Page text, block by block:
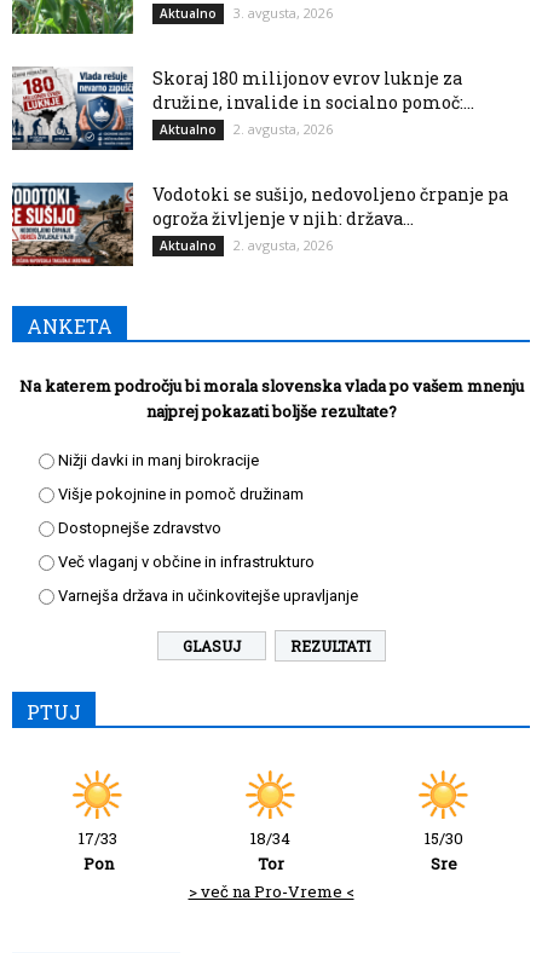
Aktualno 3. avgusta, 2026
Skoraj 180 milijonov evrov luknje za
družine, invalide in socialno pomoč:...
Aktualno 2. avgusta, 2026
Vodotoki se sušijo, nedovoljeno črpanje pa
ogroža življenje v njih: država...
Aktualno 2. avgusta, 2026
ANKETA
Na katerem področju bi morala slovenska vlada po vašem mnenju
najprej pokazati boljše rezultate?
Nižji davki in manj birokracije
Višje pokojnine in pomoč družinam
Dostopnejše zdravstvo
Več vlaganj v občine in infrastrukturo
Varnejša država in učinkovitejše upravljanje
REZULTATI
PTUJ
17/33
Pon
18/34
Tor
15/30
Sre
> več na Pro-Vreme <